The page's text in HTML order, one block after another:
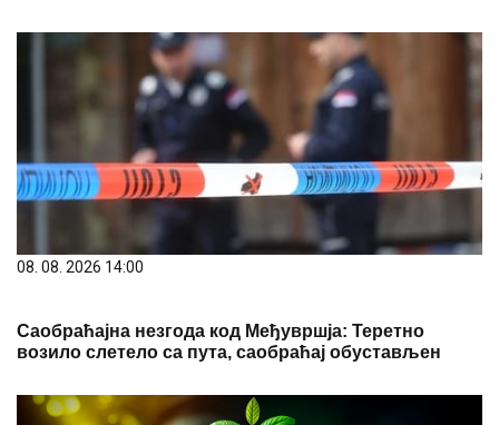
08. 08. 2026 14:00
Саобраћајна незгода код Међувршја: Теретно
возило слетело са пута, саобраћај обустављен